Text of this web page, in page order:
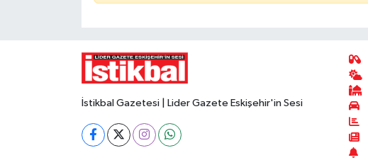
İstikbal Gazetesi | Lider Gazete Eskişehir'in Sesi